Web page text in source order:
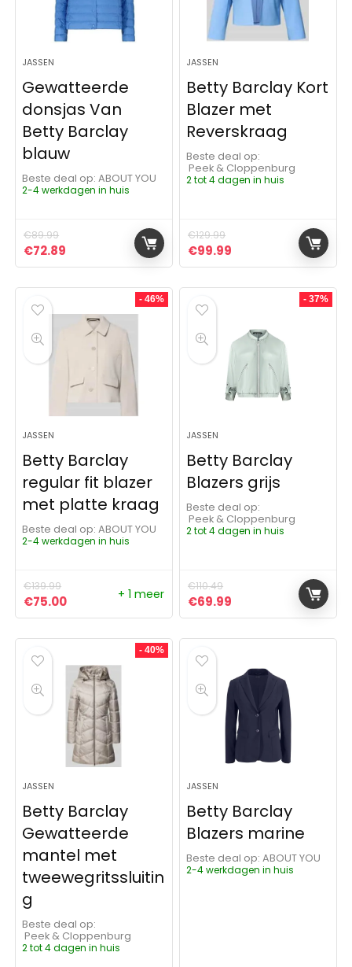
JASSEN
Gewatteerde
donsjas Van
Betty Barclay
blauw
Beste deal op:
ABOUT YOU
2-4 werkdagen in huis
€89.99
Oorspronkelijke prijs was: €89.99.
€72.89 Huidige prijs is: €72.89.
JASSEN
Betty Barclay Kort
Blazer met
Reverskraag
Beste deal op:
Peek & Cloppenburg
2 tot 4 dagen in huis
€129.99
Oorspronkelijke prijs was:
€99.99 Huidige prijs is:
- 46%
JASSEN
Betty Barclay
regular fit blazer
met platte kraag
Beste deal op:
ABOUT YOU
2-4 werkdagen in huis
€139.99
Oorspronkelijke prijs was: €139.99.
€75.00Huidige prijs is: €75.00.
+ 1 meer
- 37%
JASSEN
Betty Barclay
Blazers grijs
Beste deal op:
Peek & Cloppenburg
2 tot 4 dagen in huis
€110.49
Oorspronkelijke prijs was:
€69.99 Huidige prijs is:
- 40%
JASSEN
Betty Barclay
Gewatteerde
mantel met
tweewegritssluitin
g
Beste deal op:
Peek & Cloppenburg
2 tot 4 dagen in huis
JASSEN
Betty Barclay
Blazers marine
Beste deal op:
ABOUT YOU
2-4 werkdagen in huis